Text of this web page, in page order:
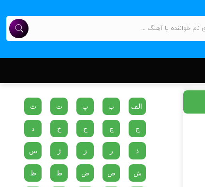
الف ب پ ت ث
ج چ ح خ د
ذ ر ز ژ س
ش ص ض ط ظ